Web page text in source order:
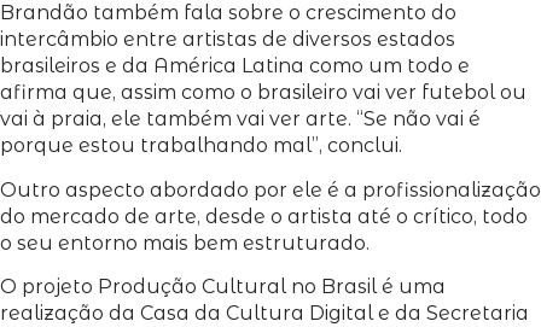
Brandão também fala sobre o crescimento do
intercâmbio entre artistas de diversos estados
brasileiros e da América Latina como um todo e
afirma que, assim como o brasileiro vai ver futebol ou
vai à praia, ele também vai ver arte. “Se não vai é
porque estou trabalhando mal”, conclui.
Outro aspecto abordado por ele é a profissionalização
do mercado de arte, desde o artista até o crítico, todo
o seu entorno mais bem estruturado.
O projeto Produção Cultural no Brasil é uma
realização da Casa da Cultura Digital e da Secretaria